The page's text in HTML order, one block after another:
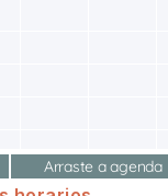
Arraste a agenda